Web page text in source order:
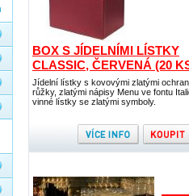
BOX S JÍDELNÍMI LÍSTKY
CLASSIC, ČERVENÁ (20
Jídelní lístky s kovovými zlatými
růžky, zlatými nápisy Menu ve fontu
vinné lístky se zlatými symboly.